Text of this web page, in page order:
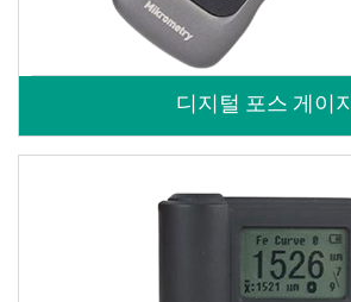
디지털 포스 게이지